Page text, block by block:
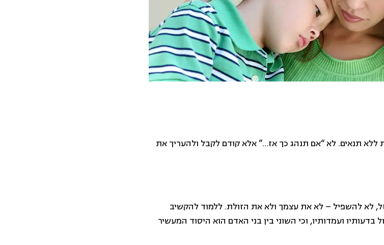
ללא תנאים. לא “אם תנהג כך אז…” אלא קודם לקבל ולהעריך את
לא להשפיל – לא את עצמך ולא את הזולת. ללמוד להקשיב
ועמדותיו, וכי השוני בין בני האדם הוא היסוד המעשיר